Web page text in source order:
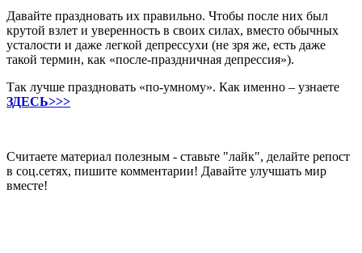
Давайте праздновать их правильно. Чтобы после них был
крутой взлет и уверенность в своих силах, вместо обычных
усталости и даже легкой депрессухи (не зря же, есть даже
такой термин, как «после-праздничная депрессия»).
Так лучше праздновать «по-умному». Как именно – узнаете
ЗДЕСЬ>>>
Считаете материал полезным - ставьте "лайк", делайте репост
в соц.сетях, пишите комментарии! Давайте улучшать мир
вместе!